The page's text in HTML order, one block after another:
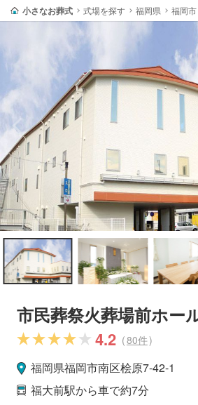
小さなお葬式 式場を探す 福岡県 福岡市
市民葬祭火葬場前ホー
4.2 (80件)
福岡県福岡市南区桧原7-42-1
福大前駅から車で約7分